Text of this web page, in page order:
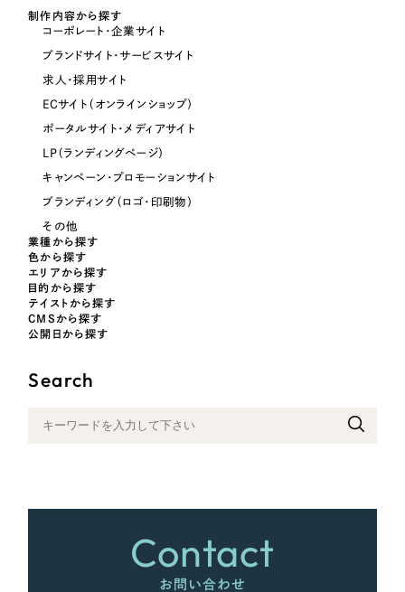
グリーン・緑色
ブルー・青色
パープル・紫色
ピンク・桃色
制作内容から探す
コーポレート・企業サイト
ブランドサイト・サービスサイト
求人・採用サイト
ECサイト（オンラインショップ）
ポータルサイト・メディアサイト
LP（ランディングページ）
キャンペーン・プロモーションサイト
ブランディング（ロゴ・印刷物）
その他
業種から探す
色から探す
エリアから探す
目的から探す
テイストから探す
CMSから探す
公開日から探す
Search
Contact
お問い合わせ